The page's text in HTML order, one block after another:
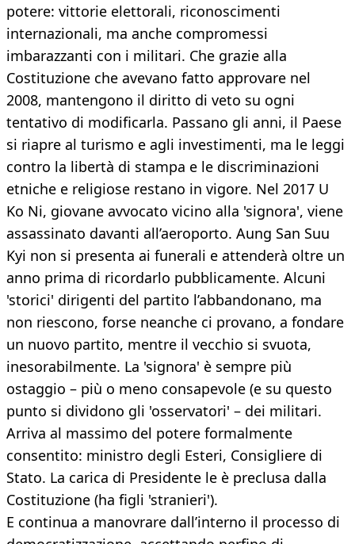
potere: vittorie elettorali, riconoscimenti
internazionali, ma anche compromessi
imbarazzanti con i militari. Che grazie alla
Costituzione che avevano fatto approvare nel
2008, mantengono il diritto di veto su ogni
tentativo di modificarla. Passano gli anni, il Paese
si riapre al turismo e agli investimenti, ma le leggi
contro la libertà di stampa e le discriminazioni
etniche e religiose restano in vigore. Nel 2017 U
Ko Ni, giovane avvocato vicino alla 'signora', viene
assassinato davanti all’aeroporto. Aung San Suu
Kyi non si presenta ai funerali e attenderà oltre un
anno prima di ricordarlo pubblicamente. Alcuni
'storici' dirigenti del partito l’abbandonano, ma
non riescono, forse neanche ci provano, a fondare
un nuovo partito, mentre il vecchio si svuota,
inesorabilmente. La 'signora' è sempre più
ostaggio – più o meno consapevole (e su questo
punto si dividono gli 'osservatori' – dei militari.
Arriva al massimo del potere formalmente
consentito: ministro degli Esteri, Consigliere di
Stato. La carica di Presidente le è preclusa dalla
Costituzione (ha figli 'stranieri').
E continua a manovrare dall’interno il processo di